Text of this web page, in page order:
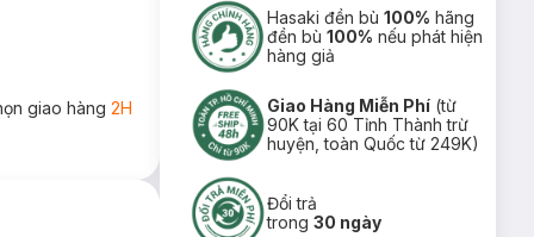
giao hàng 2H
Hasaki đền bù100% hãng
đền bù100% nếu phát hiện
hàng giả
Giao Hàng Miễn Phí (từ
90K tại 60 Tỉnh Thành trừ
huyện, toàn Quốc từ 249K)
Đổi trả
trong30 ngày